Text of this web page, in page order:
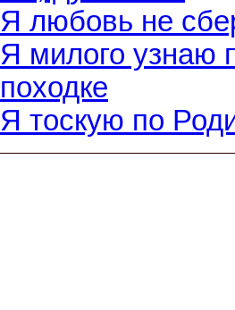
Я любовь не
Я милого узнаю
походке
Я тоскую по